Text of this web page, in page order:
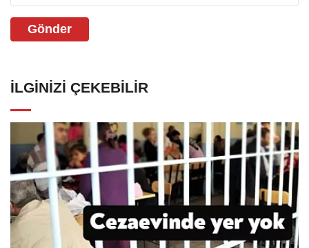
Gönder
İLGINIZI ÇEKEBILIR